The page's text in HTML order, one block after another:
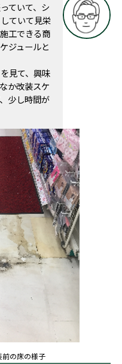
ていて、シ
ていて見栄
工できる商
ジュールと
見て、興味
か改装スケ
少し時間が
前の床の様子